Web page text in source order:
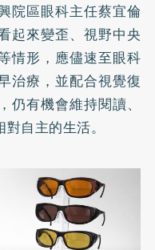
院區眼科主任蔡宜倫
起來變歪、視野中央
情形，應儘速至眼科
治療，並配合視覺復
有機會維持閱讀、
自主的生活。